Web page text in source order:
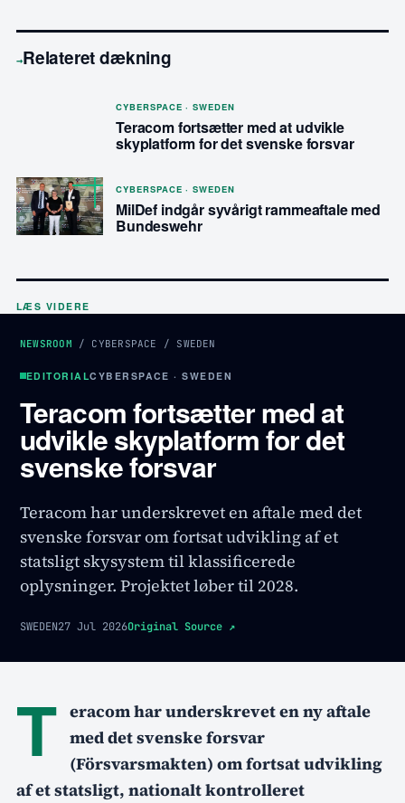
→Relateret dækning
CYBERSPACE · SWEDEN
Teracom fortsætter med at udvikle
skyplatform for det svenske forsvar
CYBERSPACE · SWEDEN
MilDef indgår syvårigt rammeaftale med
Bundeswehr
LÆS VIDERE
NEWSROOM / CYBERSPACE / SWEDEN
EDITORIALCYBERSPACE · SWEDEN
Teracom fortsætter med at
udvikle skyplatform for det
svenske forsvar
Teracom har underskrevet en aftale med det
svenske forsvar om fortsat udvikling af et
statsligt skysystem til klassificerede
oplysninger. Projektet løber til 2028.
SWEDEN27 Jul 2026Original Source ↗
T eracom har underskrevet en ny aftale
med det svenske forsvar
(Försvarsmakten) om fortsat udvikling
af et statsligt, nationalt kontrolleret